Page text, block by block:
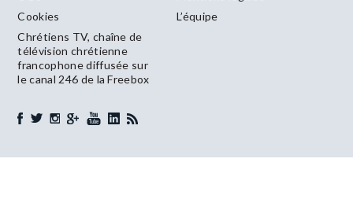
Cookies
L’équipe
Chrétiens TV, chaîne de
télévision chrétienne
francophone diffusée sur
le canal 246 de la Freebox